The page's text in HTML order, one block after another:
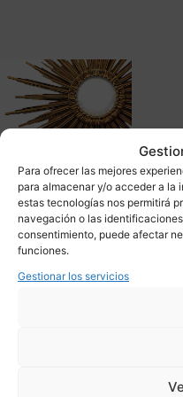
Para ofrecer las mejores
para almacenar y/o acceder a la
estas tecnologías nos permitirá
navegación o las
consentimiento, puede afectar
funciones.
Gestionar los servicios